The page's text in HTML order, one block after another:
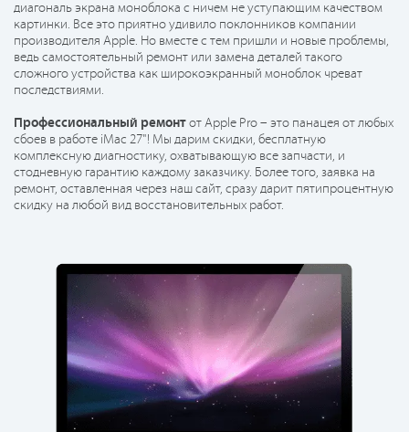
диагональ экрана моноблока с ничем не уступающим качеством
картинки. Все это приятно удивило поклонников компании
производителя Apple. Но вместе с тем пришли и новые проблемы,
ведь самостоятельный ремонт или замена деталей такого
сложного устройства как широкоэкранный моноблок чреват
последствиями.
Профессиональный ремонтот Apple Pro – это панацея от любых
сбоев в работе iMac 27"! Мы дарим скидки, бесплатную
комплексную диагностику, охватывающую все запчасти, и
стодневную гарантию каждому заказчику. Более того, заявка на
ремонт, оставленная через наш сайт, сразу дарит пятипроцентную
скидку на любой вид восстановительных работ.